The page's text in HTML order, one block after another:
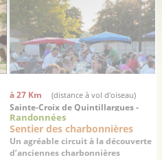
à 27 Km (distance à vol d'oiseau)
Sainte-Croix de Quintillargues -
Hérault
Randonnées
Sentier des charbonnières
Un agréable circuit à la découverte
d’anciennes charbonnières